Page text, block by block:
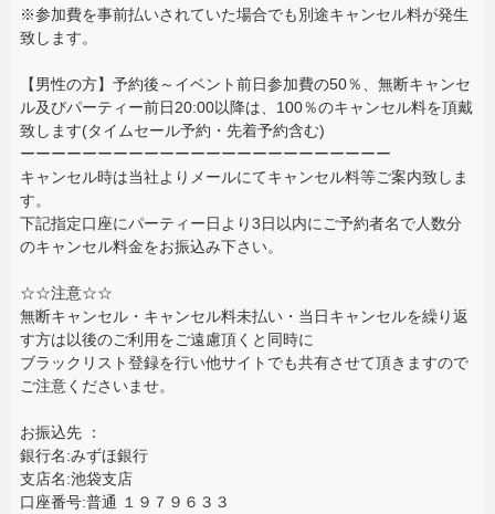
※参加費を事前払いされていた場合でも別途キャンセル料が発生
致します。
【男性の方】予約後～イベント前日参加費の50％、無断キャンセ
ル及びパーティー前日20:00以降は、100％のキャンセル料を頂戴
致します(タイムセール予約・先着予約含む)
ーーーーーーーーーーーーーーーーーーーーーーーー
キャンセル時は当社よりメールにてキャンセル料等ご案内致しま
す。
下記指定口座にパーティー日より3日以内にご予約者名で人数分
のキャンセル料金をお振込み下さい。
☆☆注意☆☆
無断キャンセル・キャンセル料未払い・当日キャンセルを繰り返
す方は以後のご利用をご遠慮頂くと同時に
ブラックリスト登録を行い他サイトでも共有させて頂きますので
ご注意くださいませ。
お振込先 ：
銀行名:みずほ銀行
支店名:池袋支店
口座番号:普通 １９７９６３３